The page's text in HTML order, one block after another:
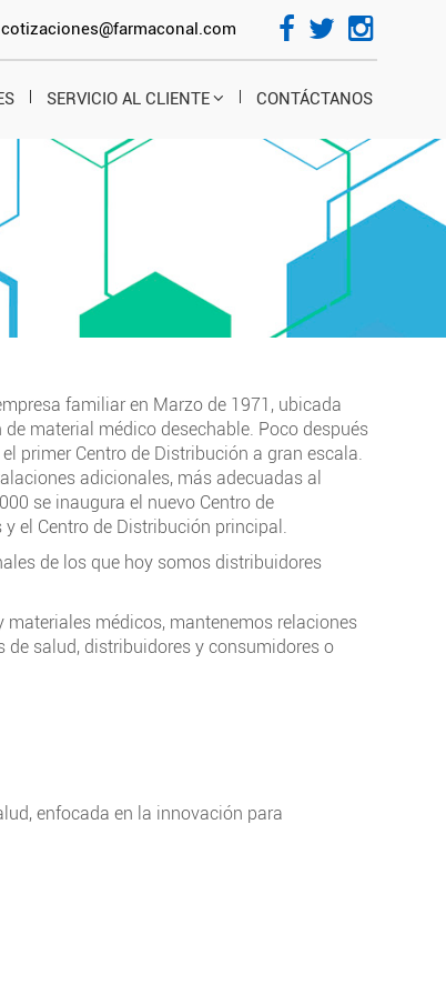
cotizaciones@farmaconal.com
SERVICIO AL CLIENTE CONTÁCTANOS
familiar en Marzo de 1971, ubicada
material médico desechable. Poco después
primer Centro de Distribución a gran escala.
adicionales, más adecuadas al
se inaugura el nuevo Centro de
el Centro de Distribución principal.
de los que hoy somos distribuidores
médicos, mantenemos relaciones
salud, distribuidores y consumidores o
enfocada en la innovación para